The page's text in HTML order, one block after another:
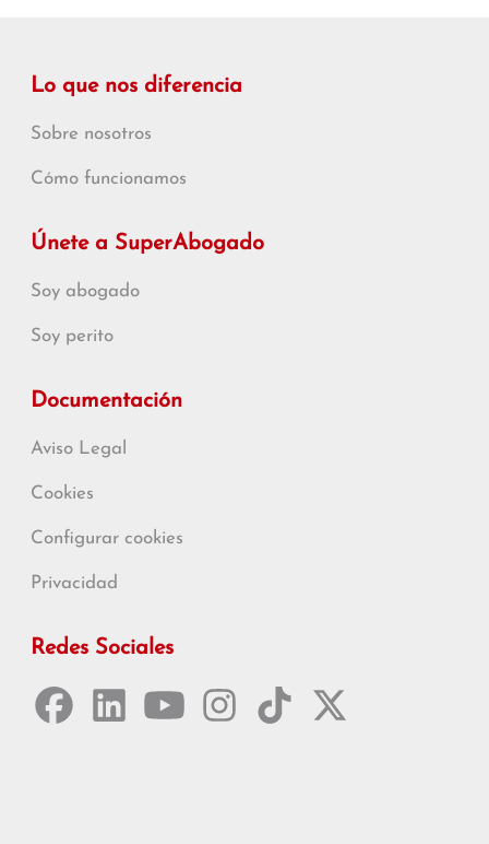
Lo que nos diferencia
Sobre nosotros
Cómo funcionamos
Únete a SuperAbogado
Soy abogado
Soy perito
Documentación
Aviso Legal
Cookies
Configurar cookies
Privacidad
Redes Sociales